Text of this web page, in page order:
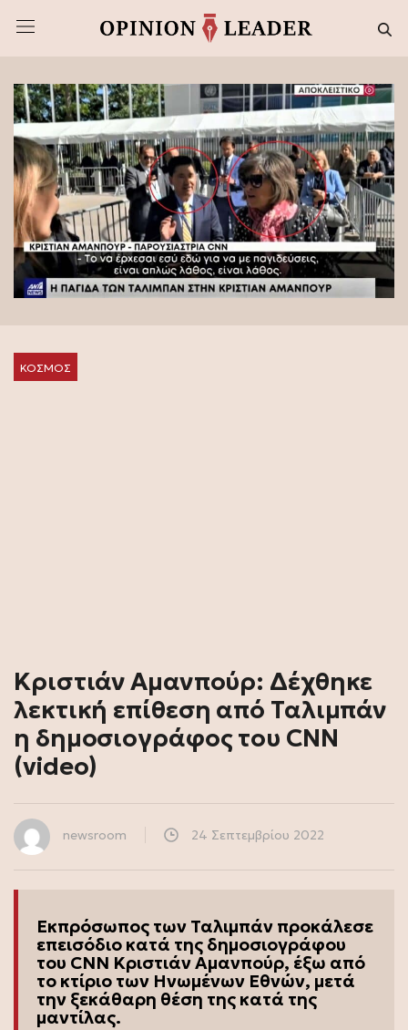
ΚΟΣΜΟΣ
Κριστιάν Αμανπούρ: Δέχθηκε
λεκτική επίθεση από Ταλιμπάν
η δημοσιογράφος του CNN
(video)
newsroom 24 Σεπτεμβρίου 2022
Εκπρόσωπος των Ταλιμπάν προκάλεσε
επεισόδιο κατά της δημοσιογράφου
του CNN Κριστιάν Αμανπούρ, έξω από
το κτίριο των Ηνωμένων Εθνών, μετά
την ξεκάθαρη θέση της κατά της
μαντίλας.